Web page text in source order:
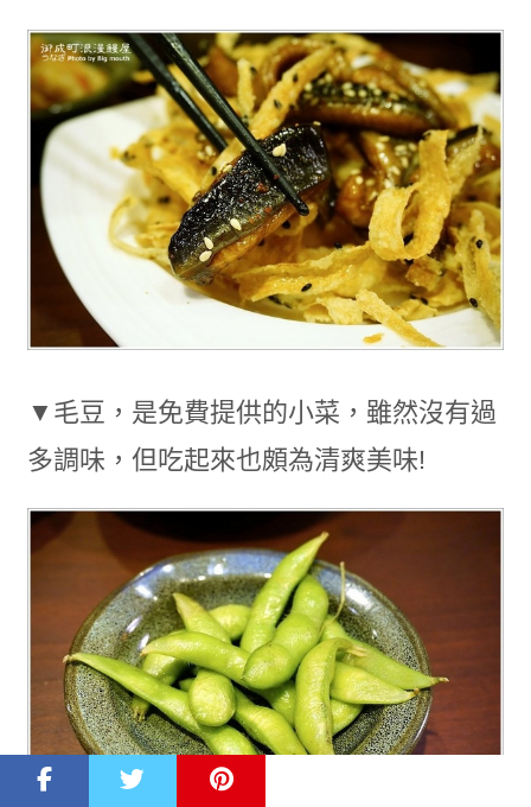
▼毛豆，是免費提供的小菜，雖然沒有過
多調味，但吃起來也頗為清爽美味!